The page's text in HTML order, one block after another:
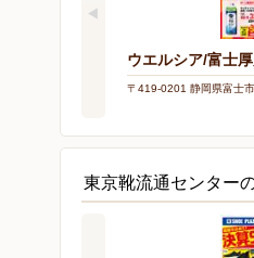
ウエルシア/富士
〒419-0201 静岡県富士
東京靴流通センター